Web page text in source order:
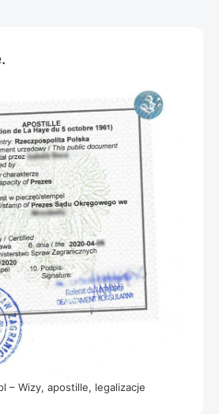
– Wizy, apostille, legalizacje